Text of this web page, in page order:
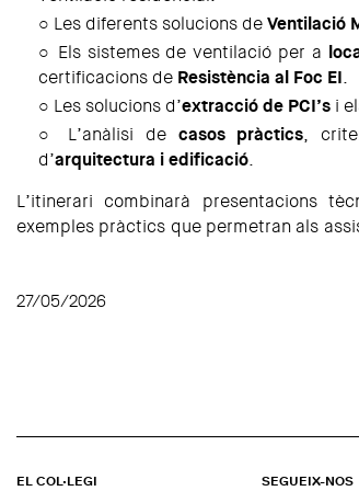
○ Les diferents solucions deVentilació
○ Els sistemes de ventilació per a
certificacions de Resistència al Foc EI.
○ Les solucions d’extracció de PCI’s i
○ L’anàlisi de casos pràctics,
d’arquitectura i edificació.
L’itinerari combinarà presentacions
exemples pràctics que permetran als
27/05/2026
EL COL·LEGI SEGUEIX-NOS